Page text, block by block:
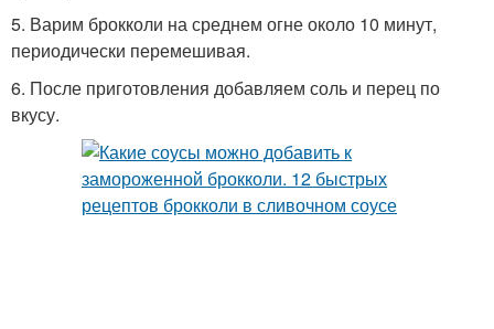
5. Варим брокколи на среднем огне около 10 минут,
периодически перемешивая.
6. После приготовления добавляем соль и перец по
вкусу.